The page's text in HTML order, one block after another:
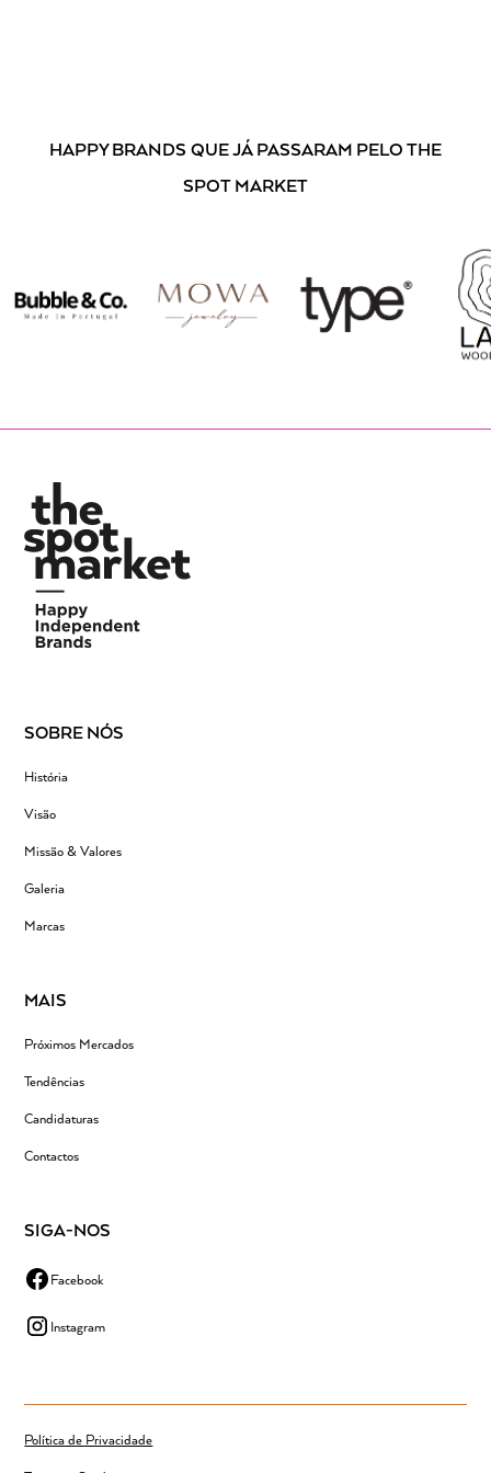
HAPPY BRANDS QUE JÁ PASSARAM PELO THE
SPOT MARKET
SOBRE NÓS
História
Visão
Missão & Valores
Galeria
Marcas
MAIS
Próximos Mercados
Tendências
Candidaturas
Contactos
SIGA-NOS
Facebook
Instagram
Política de Privacidade